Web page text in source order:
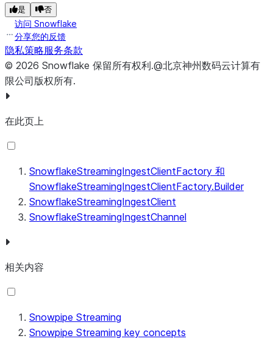
不适用
Duration
不适用
InsertValidationResponse
insertRow(Iterable<Map<String,
@Nullable
String
startOffsetToken,
String
Object>>
row,
String
InsertValidationResponse
Object>>
offsetToken)
String getTableName() 不适用
String
不适用
不适用
不适用
String getName() String
是 否
访问 Snowflake
分享您的反馈
隐私策略服务条款
© 2026 Snowflake 保留所有权利.@北京神州数码云计算有
限公司版权所有.
在此页上
SnowflakeStreamingIngestClientFactory 和
SnowflakeStreamingIngestClientFactory.Builder
SnowflakeStreamingIngestClient
SnowflakeStreamingIngestChannel
相关内容
Snowpipe Streaming
Snowpipe Streaming key concepts